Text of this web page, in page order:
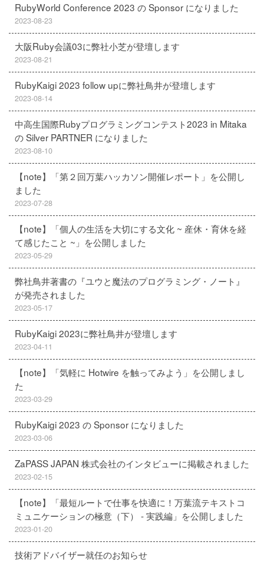
RubyWorld Conference 2023 の Sponsor になりました
2023-08-23
大阪Ruby会議03に弊社小芝が登壇します
2023-08-21
RubyKaigi 2023 follow upに弊社鳥井が登壇します
2023-08-14
中高生国際Rubyプログラミングコンテスト2023 in Mitaka
の Silver PARTNER になりました
2023-08-10
【note】「第２回万葉ハッカソン開催レポート」を公開し
ました
2023-07-28
【note】「個人の生活を大切にする文化 ~ 産休・育休を経
て感じたこと ~」を公開しました
2023-05-29
弊社鳥井著書の『ユウと魔法のプログラミング・ノート』
が発売されました
2023-05-17
RubyKaigi 2023に弊社鳥井が登壇します
2023-04-11
【note】「気軽に Hotwire を触ってみよう」を公開しまし
た
2023-03-29
RubyKaigi 2023 の Sponsor になりました
2023-03-06
ZaPASS JAPAN 株式会社のインタビューに掲載されました
2023-02-15
【note】「最短ルートで仕事を快適に！万葉流テキストコ
ミュニケーションの極意（下） - 実践編」を公開しました
2023-01-20
技術アドバイザー就任のお知らせ